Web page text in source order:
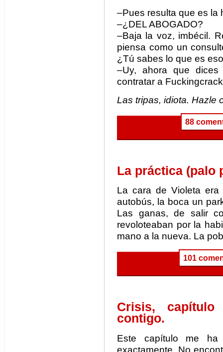
–Pues resulta que es la
–¿DEL ABOGADO?
–Baja la voz, imbécil.
piensa como un
¿Tú sabes lo que es
–Uy, ahora que dices
contratar a
Las tripas, idiota. Hazle
88
La práctica (palo
La cara de Violeta
autobús, la boca un
Las ganas, de salir
revoloteaban por la
mano a la nueva. La
101
Crisis,
contigo.
Este capítulo me
exactamente. No